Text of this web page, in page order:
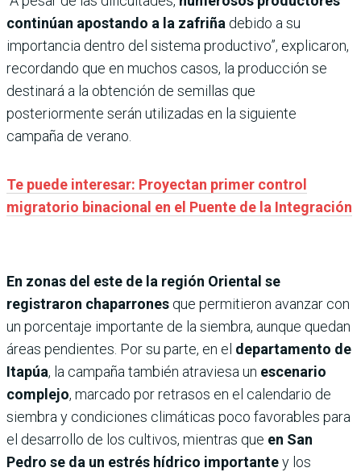
continúan apostando a la zafriña debido a su
importancia dentro del sistema productivo”, explicaron,
recordando que en muchos casos, la producción se
destinará a la obtención de semillas que
posteriormente serán utilizadas en la siguiente
campaña de verano.
Te puede interesar: Proyectan primer control
migratorio binacional en el Puente de la Integración
En zonas del este de la región Oriental se
registraron chaparrones que permitieron avanzar con
un porcentaje importante de la siembra, aunque quedan
áreas pendientes. Por su parte, en el departamento de
Itapúa, la campaña también atraviesa un escenario
complejo, marcado por retrasos en el calendario de
siembra y condiciones climáticas poco favorables para
el desarrollo de los cultivos, mientras que en San
Pedro se da un estrés hídrico importantey los